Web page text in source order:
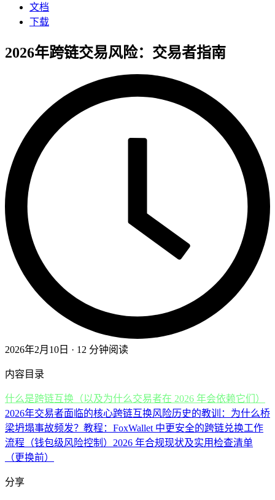
文档
下载
2026年跨链交易风险：交易者指南
2026年2月10日 · 12 分钟阅读
内容目录
什么是跨链互换（以及为什么交易者在 2026 年会依赖它们）
2026年交易者面临的核心跨链互换风险历史的教训：为什么桥
梁坍塌事故频发？ 教程：FoxWallet 中更安全的跨链兑换工作
流程（钱包级风险控制） 2026 年合规现状及实用检查清单
（更换前）
分享